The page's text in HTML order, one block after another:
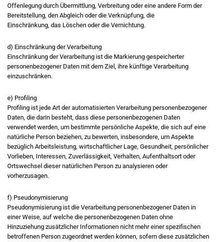
Offenlegung durch Übermittlung, Verbreitung oder eine andere Form der
Bereitstellung, den Abgleich oder die Verknüpfung, die
Einschränkung, das Löschen oder die Vernichtung.
d) Einschränkung der Verarbeitung
Einschränkung der Verarbeitung ist die Markierung gespeicherter
personenbezogener Daten mit dem Ziel, ihre künftige Verarbeitung
einzuschränken.
e) Profiling
Profiling ist jede Art der automatisierten Verarbeitung personenbezogener
Daten, die darin besteht, dass diese personenbezogenen Daten
verwendet werden, um bestimmte persönliche Aspekte, die sich auf eine
natürliche Person beziehen, zu bewerten, insbesondere, um Aspekte
bezüglich Arbeitsleistung, wirtschaftlicher Lage, Gesundheit, persönlicher
Vorlieben, Interessen, Zuverlässigkeit, Verhalten, Aufenthaltsort oder
Ortswechsel dieser natürlichen Person zu analysieren oder
vorherzusagen.
f) Pseudonymisierung
Pseudonymisierung ist die Verarbeitung personenbezogener Daten in
einer Weise, auf welche die personenbezogenen Daten ohne
Hinzuziehung zusätzlicher Informationen nicht mehr einer spezifischen
betroffenen Person zugeordnet werden können, sofern diese zusätzlichen